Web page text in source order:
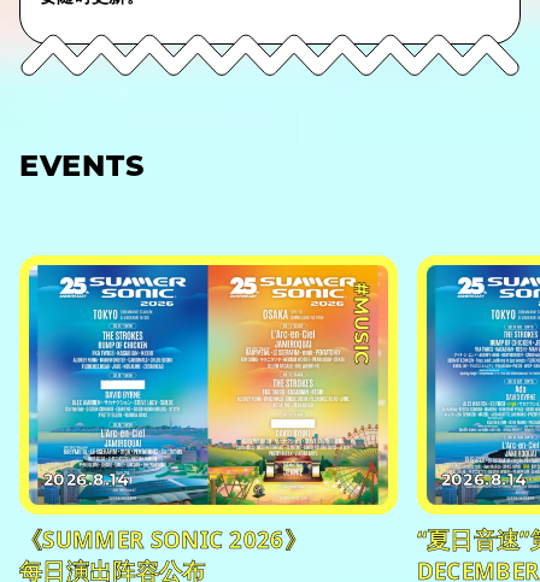
EVENTS
#MUSIC
2026.8.14
《SUMMER SONIC 2026》
每日演出阵容公布
2026.8.14
“夏日音速
DECEMBER